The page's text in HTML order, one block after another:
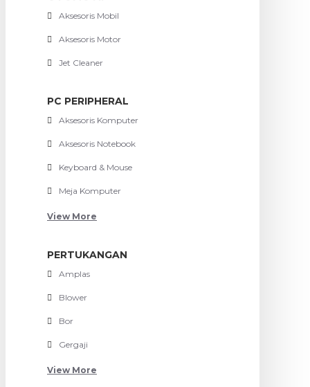
Aksesoris Mobil
Aksesoris Motor
Jet Cleaner
PC PERIPHERAL
Aksesoris Komputer
Aksesoris Notebook
Keyboard & Mouse
Meja Komputer
View More
PERTUKANGAN
Amplas
Blower
Bor
Gergaji
View More